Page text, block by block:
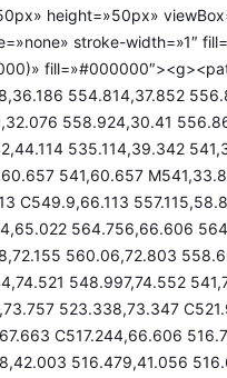
height=»50px»
stroke-width=»1″
554.814,37.852
558.924,30.41
535.114,39.342
541,60.657
C549.9,66.113
564.756,66.606
560.06,72.803
548.997,74.552
523.338,73.347
C517.244,66.606
516.479,41.056